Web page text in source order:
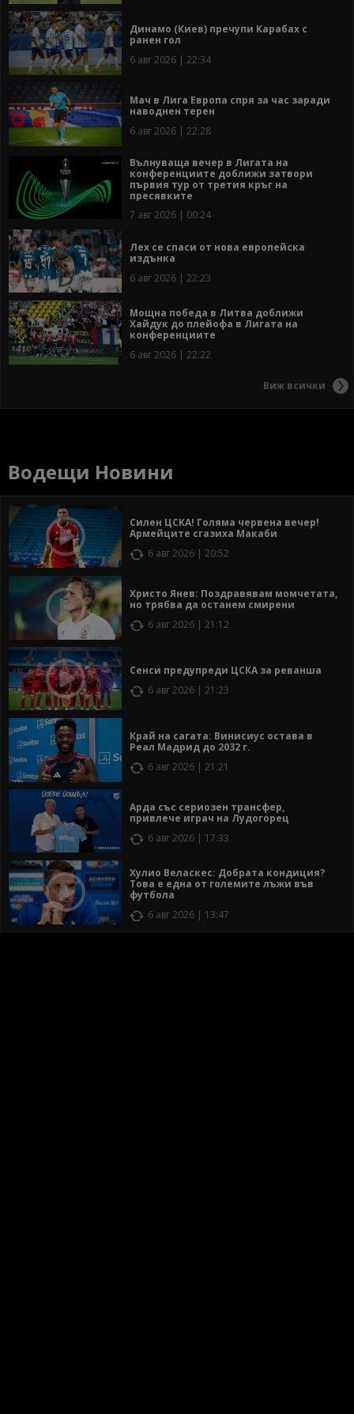
Динамо (Киев) пречупи Карабах с
ранен гол
6 авг 2026 | 22:34
Мач в Лига Европа спря за час заради
наводнен терен
6 авг 2026 | 22:28
Вълнуваща вечер в Лигата на
конференциите доближи затвори
първия тур от третия кръг на
пресявките
7 авг 2026 | 00:24
Лех се спаси от нова европейска
издънка
6 авг 2026 | 22:23
Мощна победа в Литва доближи
Хайдук до плейофа в Лигата на
конференциите
6 авг 2026 | 22:22
Виж всички
Водещи Новини
Силен ЦСКА! Голяма червена вечер!
Армейците сгазиха Макаби
6 авг 2026 | 20:52
Христо Янев: Поздравявам момчетата,
но трябва да останем смирени
6 авг 2026 | 21:12
Сенси предупреди ЦСКА за реванша
6 авг 2026 | 21:23
Край на сагата: Винисиус остава в
Реал Мадрид до 2032 г.
6 авг 2026 | 21:21
Арда със сериозен трансфер,
привлече играч на Лудогорец
6 авг 2026 | 17:33
Хулио Веласкес: Добрата кондиция?
Това е една от големите лъжи във
футбола
6 авг 2026 | 13:47